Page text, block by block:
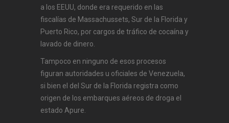
a los EEUU, donde era requerido en las
fiscalías de Massachussets, Sur de la Florida y
Puerto Rico, por cargos de tráfico de cocaína y
lavado de dinero.
Tampoco en ninguno de esos procesos
figuran autoridades u oficiales de Venezuela,
si bien el del Sur de la Florida registra como
origen de los embarques aéreos de droga el
estado Apure.